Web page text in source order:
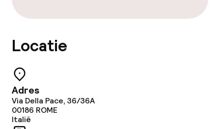
Schoonmaakvoorzieningen
Wasservice
Beleid
Locatie
Adres
Via Della Pace, 36/36A
00186 ROME
Italië